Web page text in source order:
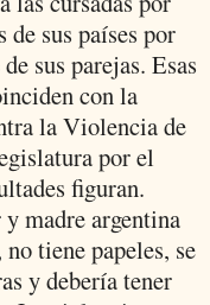
sus países por
sus parejas. Esas
con la
la Violencia de
por el
figuran.
madre argentina
tiene papeles, se
y debería tener